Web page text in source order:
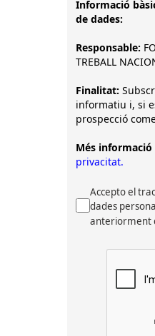
Informació
de dades:
Responsable:
TREBALL
Finalitat:
informatiu i, si
prospecció
Més informació
privacitat.
Accepto el
dades
anteriorment